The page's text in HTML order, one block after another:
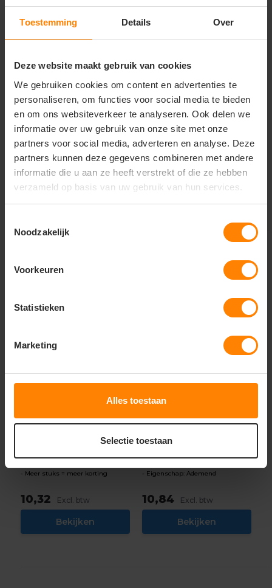
Toestemming Details Over
Deze website maakt gebruik van cookies
We gebruiken cookies om content en advertenties te
personaliseren, om functies voor social media te bieden
en om ons websiteverkeer te analyseren. Ook delen we
informatie over uw gebruik van onze site met onze
partners voor social media, adverteren en analyse. Deze
partners kunnen deze gegevens combineren met andere
informatie die u aan ze heeft verstrekt of die ze hebben
verzameld op basis van uw gebruik van hun services.
Noodzakelijk
Voorkeuren
Statistieken
Marketing
Alles toestaan
Selectie toestaan
printer
pique dames 226...
Meer stuks = meer korting
Bedrukking in eigen huis
Snelle levering (tot binnen 48u)
9,35
Bekijken
Th Clothes
shirt short sleeve
Fit: Regular Fit
Eigenschap: Zwaarder gewicht
11,38
10,24 Excl. btw
Bekijken
printer red smash
polo dames 2265029
Met of zonder bedrukking
Meer stuks = meer korting
10,32 Excl. btw
Bekijken
Poloshirt Ricardo
Materiaal: Katoen / Polyester
Eigenschap: Ademend
10,84 Excl. btw
Bekijken